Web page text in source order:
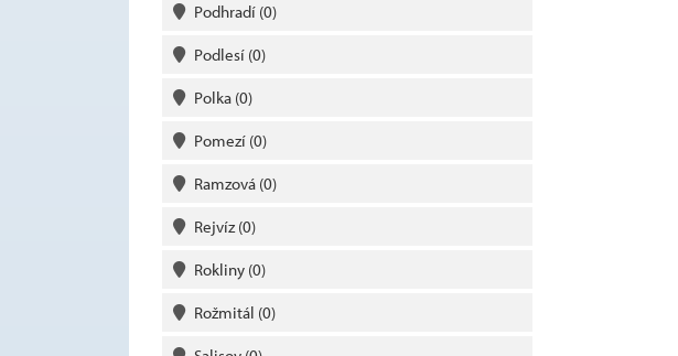
Podhradí (0)
Podlesí (0)
Polka (0)
Pomezí (0)
Ramzová (0)
Rejvíz(0)
Rokliny (0)
Rožmitál (0)